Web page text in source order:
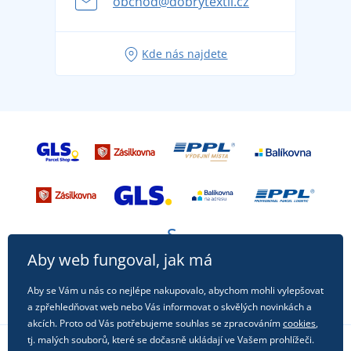
Tipy na svěží outfity pro pohodové léto
Kde nás najdete
Aby web fungoval, jak má
Aby se Vám u nás co nejlépe nakupovalo, abychom mohli vylepšovat
a zpřehledňovat web nebo Vás informovat o skvělých novinkách a
akcích. Proto od Vás potřebujeme souhlas se zpracovánímcookies,
tj. malých souborů, které se dočasně ukládají ve Vašem prohlížeči.